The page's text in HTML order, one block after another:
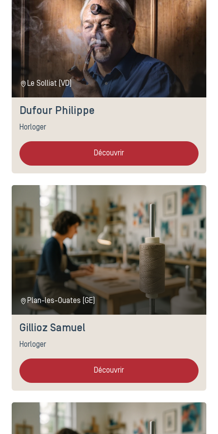
Le Solliat (VD)
Dufour Philippe
Horloger
Découvrir
Plan-les-Ouates (GE)
Gillioz Samuel
Horloger
Découvrir